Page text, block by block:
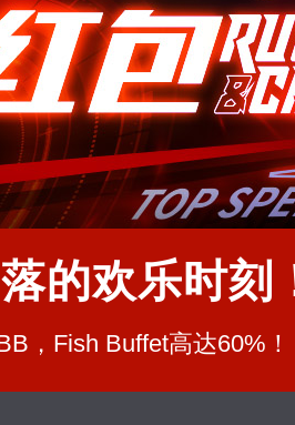
的欢乐时刻
，Fish Buffet高达60%！